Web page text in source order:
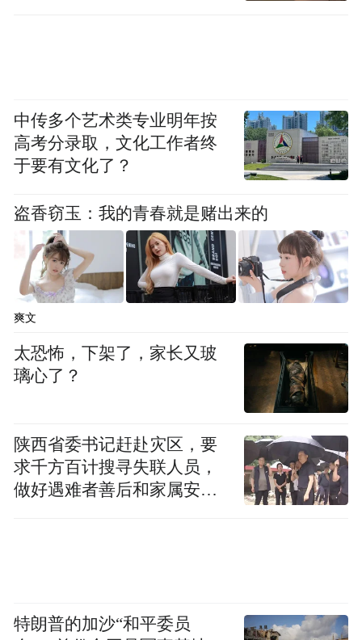
中传多个艺术类专业明年按
高考分录取，文化工作者终
于要有文化了？
盗香窃玉：我的青春就是赌出来的
爽文
太恐怖，下架了，家长又玻
璃心了？
陕西省委书记赶赴灾区，要
求千方百计搜寻失联人员，
做好遇难者善后和家属安抚
特朗普的加沙“和平委员